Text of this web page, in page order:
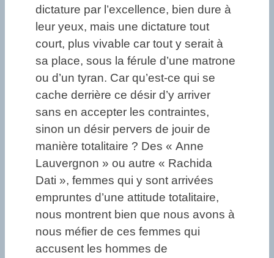
dictature par l’excellence, bien dure à
leur yeux, mais une dictature tout
court, plus vivable car tout y serait à
sa place, sous la férule d’une matrone
ou d’un tyran. Car qu’est-ce qui se
cache derrière ce désir d’y arriver
sans en accepter les contraintes,
sinon un désir pervers de jouir de
manière totalitaire ? Des « Anne
Lauvergnon » ou autre « Rachida
Dati », femmes qui y sont arrivées
empruntes d’une attitude totalitaire,
nous montrent bien que nous avons à
nous méfier de ces femmes qui
accusent les hommes de